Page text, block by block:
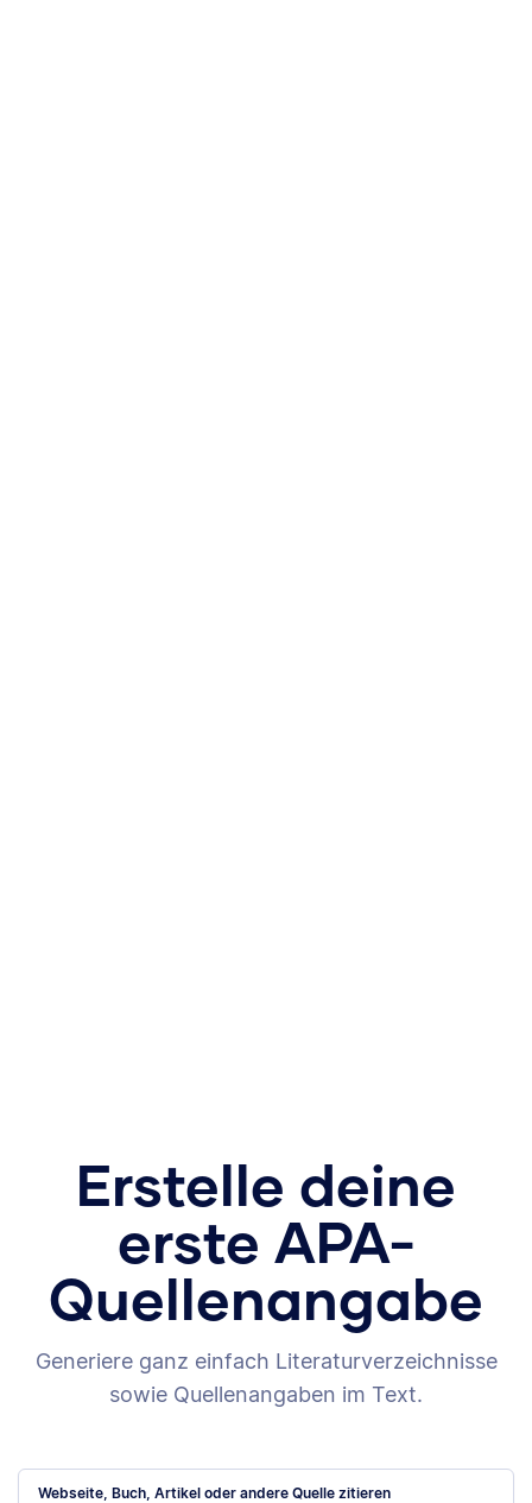
Erstelle deine
erste APA-
Quellenangabe
Generiere ganz einfach Literaturverzeichnisse
sowie Quellenangaben im Text.
Webseite, Buch, Artikel oder andere Quelle zitieren